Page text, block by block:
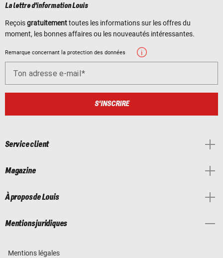
La lettre d'information Louis
Reçoisgratuitementtoutes les informations sur les offres du
moment, les bonnes affaires ou les nouveautés intéressantes.
Remarque concernant la protection des données
Ton adresse e-mail
S'INSCRIRE
Service client
Magazine
À propos de Louis
Mentions juridiques
Mentions légales